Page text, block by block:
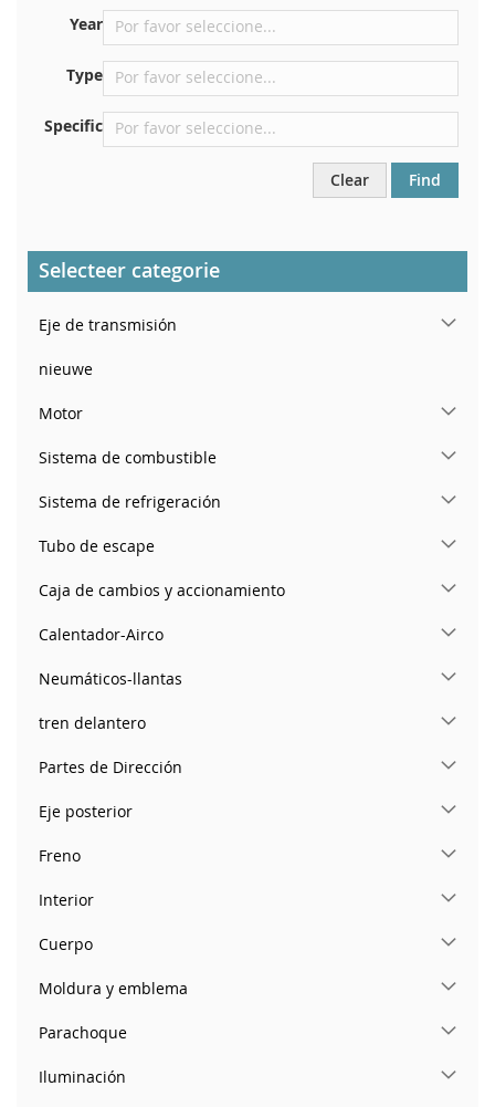
Justo en el compartimento del motor.
En el pilar de la puerta trasera derecha
Year
Type
Specific
Clear Find
Selecteer categorie
Eje de transmisión
nieuwe
Motor
Sistema de combustible
Sistema de refrigeración
Tubo de escape
Caja de cambios y accionamiento
Calentador-Airco
Neumáticos-llantas
tren delantero
Partes de Dirección
Eje posterior
Freno
Interior
Cuerpo
Moldura y emblema
Parachoque
Iluminación